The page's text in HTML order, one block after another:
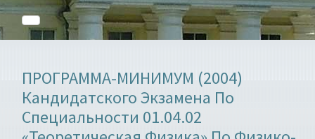
ПРОГРАММА-МИНИМУМ (2004)
Кандидатского Экзамена По
Специальности 01.04.02